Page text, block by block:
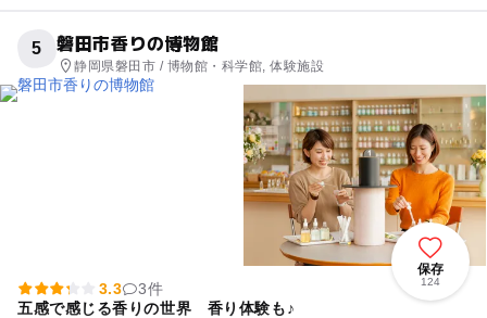
5 磐田市香りの博物館
静岡県磐田市 / 博物館・科学館, 体験施設
保存
124
3.3
3件
五感で感じる香りの世界 香り体験も♪